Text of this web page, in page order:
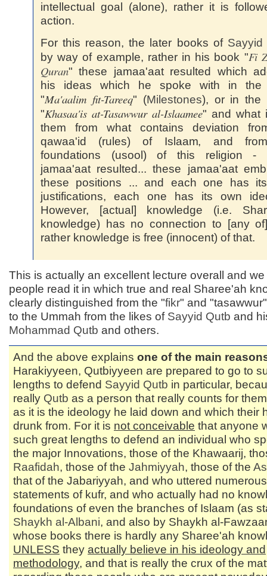
intellectual goal (alone), rather it is
action.
For this reason, the later books of Sayyid
by way of example, rather in his book "Fi
Quran" these jamaa'aat resulted which
his ideas which he spoke with in the
"Ma'aalim fit-Tareeq" (Milestones), or in the
"Khasaa'is at-Tasawwur al-Islaamee" and what
them from what contains deviation
qawaa'id (rules) of Islaam, and
foundations (usool) of this religion -
jamaa'aat resulted... these jamaa'aat
these positions ... and each one has
justifications, each one has its own
However, [actual] knowledge (i.e.
knowledge) has no connection to [any
rather knowledge is free (innocent) of that.
This is actually an excellent lecture overall and
people read it in which true and real Sharee'ah
clearly distinguished from the "fikr" and
to the Ummah from the likes of Sayyid Qutb and
Mohammad Qutb and others.
And the above explains one of the main
Harakiyyeen, Qutbiyyeen are prepared to go to
lengths to defend Sayyid Qutb in particular,
really Qutb as a person that really counts for
as it is the ideology he laid down and which their
drunk from. For it is not conceivable that anyone
such great lengths to defend an individual who
the major Innovations, those of the Khawaarij,
Raafidah, those of the Jahmiyyah, those of the
that of the Jabariyyah, and who uttered numerous
statements of kufr, and who actually had no
foundations of even the branches of Islaam (as
Shaykh al-Albani, and also by Shaykh al-
whose books there is hardly any Sharee'ah
UNLESS they actually believe in his ideology and
methodology, and that is really the crux of the